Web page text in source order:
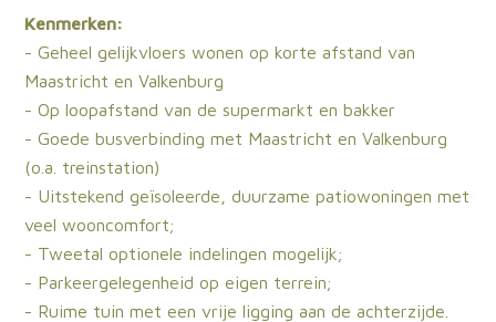
Kenmerken:
- Geheel gelijkvloers wonen op korte afstand van
Maastricht en Valkenburg
- Op loopafstand van de supermarkt en bakker
- Goede busverbinding met Maastricht en Valkenburg
(o.a. treinstation)
- Uitstekend geïsoleerde, duurzame patiowoningen met
veel wooncomfort;
- Tweetal optionele indelingen mogelijk;
- Parkeergelegenheid op eigen terrein;
- Ruime tuin met een vrije ligging aan de achterzijde.